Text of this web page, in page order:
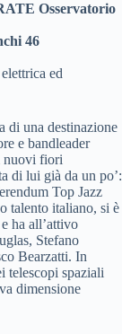
Osservatorio
46
ed
di una destinazione
e bandleader
nuovi fiori
di lui già da un po’:
Top Jazz
talento italiano, si è
ha all’attivo
Stefano
Bearzatti. In
telescopi spaziali
dimensione